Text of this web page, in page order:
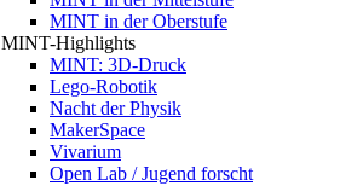
MINT in der Oberstufe
MINT-Highlights
MINT: 3D-Druck
Lego-Robotik
Nacht der Physik
MakerSpace
Vivarium
Open Lab / Jugend forscht